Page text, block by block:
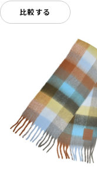
比較する